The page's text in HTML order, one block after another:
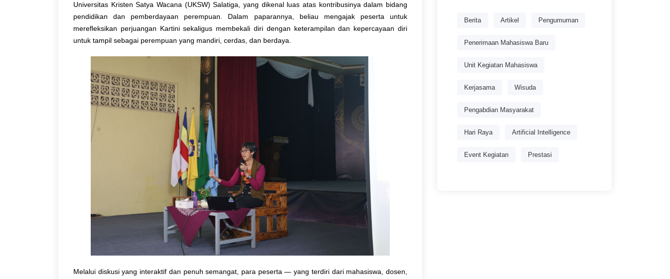
Universitas Kristen Satya Wacana (UKSW) Salatiga, yang dikenal luas atas kontribusinya dalam bidang
pendidikan dan pemberdayaan perempuan. Dalam paparannya, beliau mengajak peserta untuk
merefleksikan perjuangan Kartini sekaligus membekali diri dengan keterampilan dan kepercayaan diri
untuk tampil sebagai perempuan yang mandiri, cerdas, dan berdaya.
Melalui diskusi yang interaktif dan penuh semangat, para peserta — yang terdiri dari mahasiswa, dosen,
Berita Artikel Pengumuman
Penerimaan Mahasiswa Baru
Unit Kegiatan Mahasiswa
Kerjasama Wisuda
Pengabdian Masyarakat
Hari Raya Artificial Intelligence
Event Kegiatan Prestasi